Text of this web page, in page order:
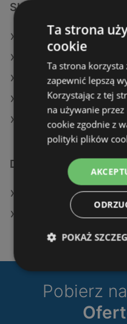
Sklepy KiK w:
KiK w Przasnysz
KiK w Chojnice
KiK w Skierniewice
KiK w Pszczyna
Dodatkowe łącza
Sklepy KiK w Police
Pobierz
Ta strona
cookie
Ta strona
zapewnić lepszą
Korzystając z tej
na używanie
cookie zgodnie z
polityki plików
POKAŻ